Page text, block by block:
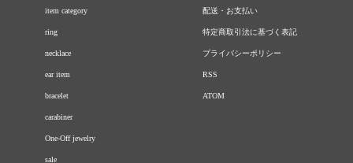
item category
ring
necklace
ear item
bracelet
carabiner
One-Off jewelry
sale
配送・お支払い
特定商取引法に基づく表記
プライバシーポリシー
RSS
ATOM